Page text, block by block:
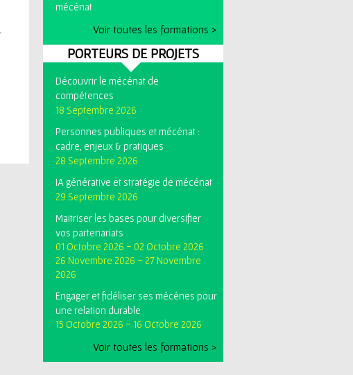
mécénat
Voir toutes les formations >
PORTEURS DE PROJETS
Découvrir le mécénat de
compétences
18 Septembre 2026
Personnes publiques et mécénat :
cadre, enjeux & pratiques
28 Septembre 2026
IA générative et stratégie de mécénat
29 Septembre 2026
Maitriser les bases pour diversifier
vos partenariats
01 Octobre 2026 - 02 Octobre 2026
26 Novembre 2026 - 27 Novembre
2026
Engager et fidéliser ses mécénes pour
une relation durable
15 Octobre 2026 - 16 Octobre 2026
Voir toutes les formations >